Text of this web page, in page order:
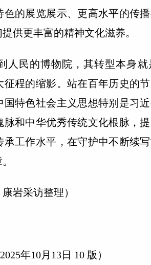
的展览展示、更高水平的传
供更丰富的精神文化滋养。
民的博物院，其转型本身就
程的缩影。站在百年历史的
国特色社会主义思想特别是习
脉和中华优秀传统文化根脉，
承工作水平，在守护中不断续
岩采访整理）
年10月13日 10 版）